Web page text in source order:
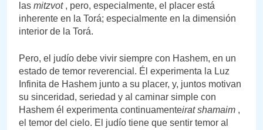
las mitzvot , pero, especialmente, el placer está
inherente en la Torá; especialmente en la dimensión
interior de la Torá.
Pero, el judío debe vivir siempre con Hashem, en un
estado de temor reverencial. Él experimenta la Luz
Infinita de Hashem junto a su placer, y, juntos motivan
su sinceridad, seriedad y al caminar simple con
Hashem él experimenta continuamenteirat shamaim ,
el temor del cielo. El judío tiene que sentir temor al